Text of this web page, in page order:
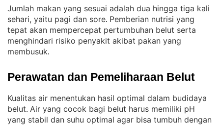
Jumlah makan yang sesuai adalah dua hingga tiga kali
sehari, yaitu pagi dan sore. Pemberian nutrisi yang
tepat akan mempercepat pertumbuhan belut serta
menghindari risiko penyakit akibat pakan yang
membusuk.
Perawatan dan Pemeliharaan Belut
Kualitas air menentukan hasil optimal dalam budidaya
belut. Air yang cocok bagi belut harus memiliki pH
yang stabil dan suhu optimal agar bisa tumbuh dengan